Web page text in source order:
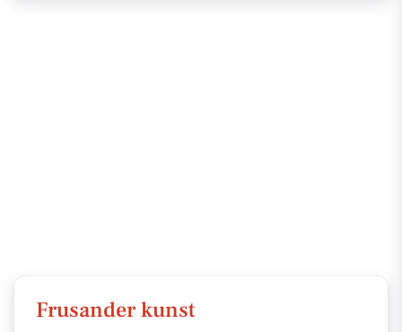
Frusander kunst